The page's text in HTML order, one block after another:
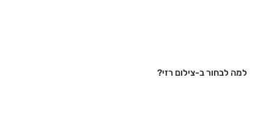
למה לבחור ב-צילום רזי?